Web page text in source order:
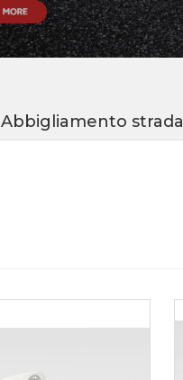
Abbigliamento strada